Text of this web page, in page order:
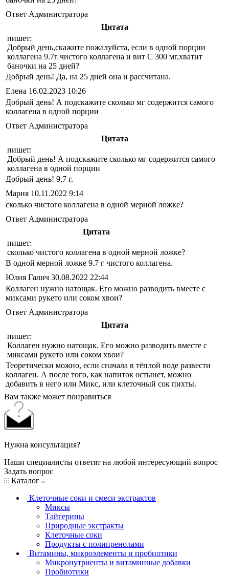
Ответ Администратора
Цитата
пишет:
Добрый день,скажите пожалуйста, если в одной порции
коллагена 9.7г чистого коллагена и вит С 300 мг,хватит
баночки на 25 дней?
Добрый день! Да, на 25 дней она и рассчитана.
Елена 16.02.2023 10:26
Добрый день! А подскажите сколько мг содержится самого
коллагена в одной порции
Ответ Администратора
Цитата
пишет:
Добрый день! А подскажите сколько мг содержится самого
коллагена в одной порции
Добрый день! 9,7 г.
Мария 10.11.2022 9:14
сколько чистого коллагена в одной мерной ложке?
Ответ Администратора
Цитата
пишет:
сколько чистого коллагена в одной мерной ложке?
В одной мерной ложке 9.7 г чистого коллагена.
Юлия Галич 30.08.2022 22:44
Коллаген нужно натощак. Его можно разводить вместе с
миксами рукето или соком хвои?
Ответ Администратора
Цитата
пишет:
Коллаген нужно натощак. Его можно разводить вместе с
миксами рукето или соком хвои?
Теоретически можно, если сначала в тёплой воде развести
коллаген. А после того, как напиток остынет, можно
добавить в него или Микс, или клеточный сок пихты.
Вам также может понравиться
Нужна консультация?
Наши специалисты ответят на любой интересующий вопрос
Задать вопрос
Каталог
Клеточные соки и смеси экстрактов
Миксы
Тайгерины
Природные экстракты
Клеточные соки
Продукты с полипренолами
Витамины, микроэлементы и пробиотики
Микронутриенты и витаминные добавки
Пробиотики